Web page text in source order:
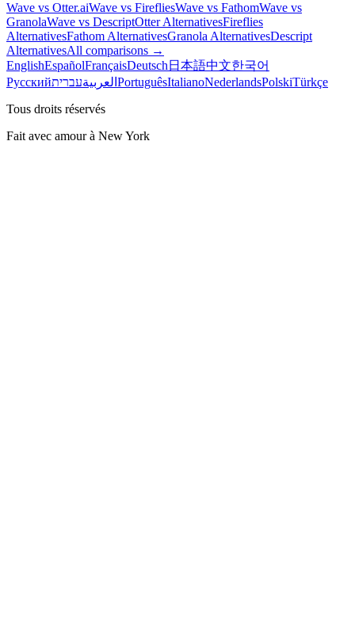
Wave vs Otter.aiWave vs FirefliesWave vs FathomWave vs
GranolaWave vs DescriptOtter AlternativesFireflies
AlternativesFathom AlternativesGranola AlternativesDescript
AlternativesAll comparisons →
EnglishEspañolFrançaisDeutsch 日本語中文한국어
Русский
العربيةעברית PortuguêsItalianoNederlandsPolskiTürkçe
Tous droits réservés
Fait avec amour à New York